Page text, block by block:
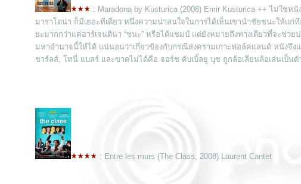
: Maradona by Kusturica (2008) Emir Kusturica ++ ไม่ใช่
มาราโดน่า ก็มีเยอะทีเดียว หนึ่งความน่าสนใจในการได้เห็นเขานำชัยชนะใ
ะมากกว่าแค่อาร์เจนติน่า “ชนะ” หรือได้แชมป์ แต่ยังหมายถึงทางเดียวที่จะช่วย
มหาอำนาจนี้ให้ได้ แน่นอนว่าเกี่ยวข้องกับกรณีสงครามเกาะฟอล์คแลนด์ หนังจึ
ชาร์ลส์, โทนี่ แบลร์ และขาดไม่ได้คือ จอร์ช ดับเบิ้ลยู บุช ถูกล้อเลียนล้อเล่นเป็นตั
: Entre les murs (The Class, 2008) Laurent Cantet